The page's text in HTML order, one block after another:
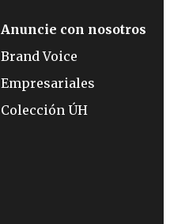
Anuncie con nosotros
Brand Voice
Empresariales
Colección ÚH